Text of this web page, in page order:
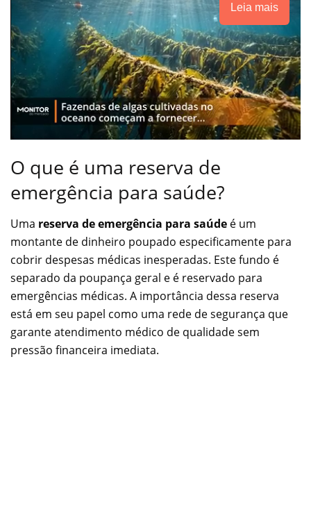
Leia mais
O que é uma reserva de
emergência para saúde?
Uma reserva de emergência para saúde é um
montante de dinheiro poupado especificamente para
cobrir despesas médicas inesperadas. Este fundo é
separado da poupança geral e é reservado para
emergências médicas. A importância dessa reserva
está em seu papel como uma rede de segurança que
garante atendimento médico de qualidade sem
pressão financeira imediata.